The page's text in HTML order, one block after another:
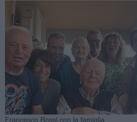
Francesco Rossi con la famiglia